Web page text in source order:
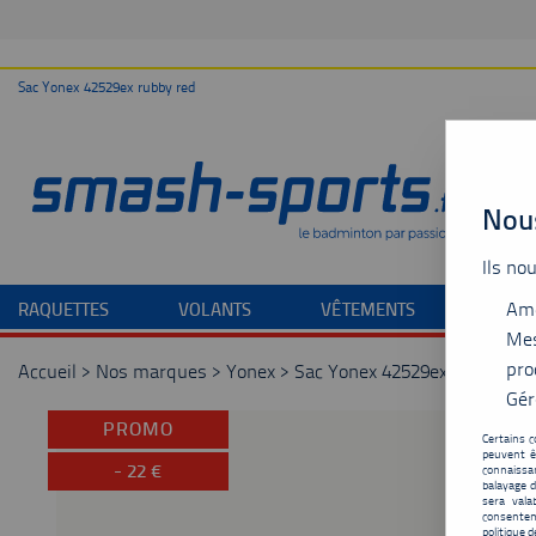
Sac Yonex 42529ex rubby red
RAQUETTES VOLANTS VÊTEMENTS
Accueil > Nos marques > Yonex > Sac Yonex 42529ex rubby red
PROMO
- 22 €
Ils
Certains
peuvent
balayage
sera
politique